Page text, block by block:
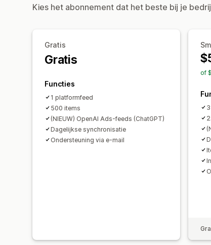
Kies het abonnement dat het beste bij je
Gratis
Gratis
Functies
1 platformfeed
500 items
(NIEUW) OpenAI Ads-feeds (ChatGPT)
Dagelijkse synchronisatie
Ondersteuning via e-mail
of